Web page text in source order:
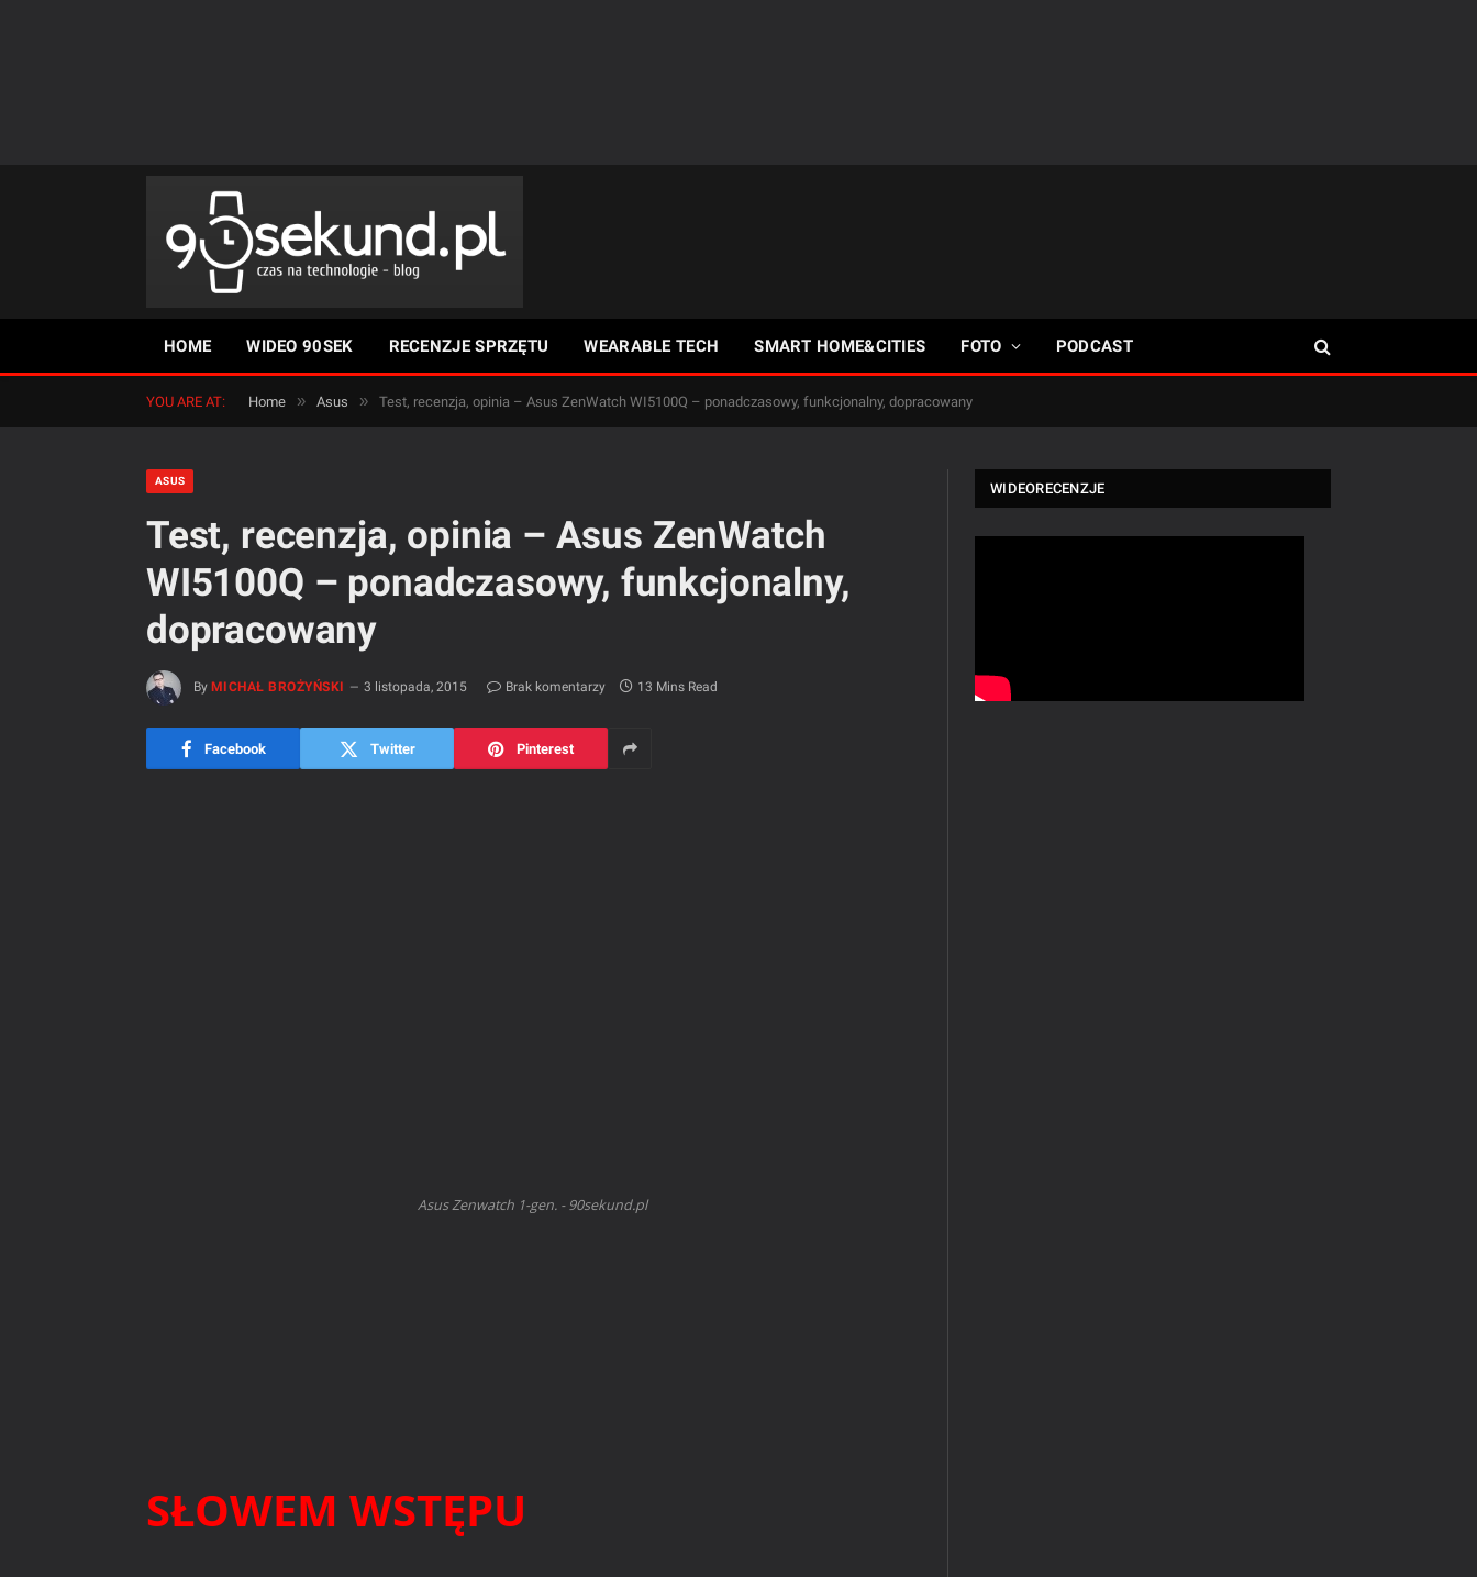
HOME WIDEO 90SEK RECENZJE SPRZĘTU WEARABLE TECH SMART HOME&CITIES FOTO PODCAST
YOU ARE AT: Home » Asus » Test, recenzja, opinia – Asus ZenWatch WI5100Q – ponadczasowy, funkcjonalny, dopracowany
ASUS
Test, recenzja, opinia – Asus ZenWatch
WI5100Q – ponadczasowy, funkcjonalny,
dopracowany
By MICHAŁ BROŻYŃSKI 3 listopada, 2015 Brak komentarzy 13 Mins Read
Facebook Twitter Pinterest
Asus Zenwatch 1-gen. - 90sekund.pl
SŁOWEM WSTĘPU
WIDEORECENZJE